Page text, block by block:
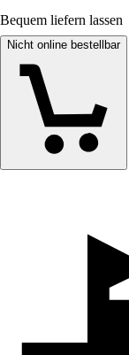
Bequem liefern lassen
Nicht online bestellbar